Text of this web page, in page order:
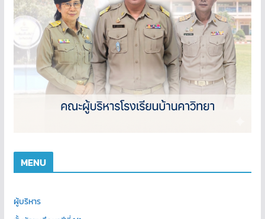
MENU
ผู้บริหาร